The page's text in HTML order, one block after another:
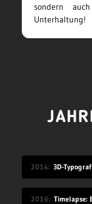
sondern
Unterhaltung!
2014 3D-
2016 Timelapse: